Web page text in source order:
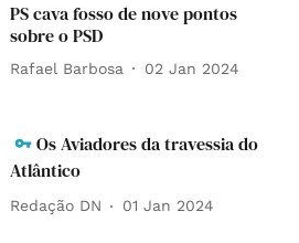
PS cava fosso de nove pontos
sobre o PSD
Rafael Barbosa 02 Jan 2024
Os Aviadores da travessia do
Atlântico
Redação DN 01 Jan 2024